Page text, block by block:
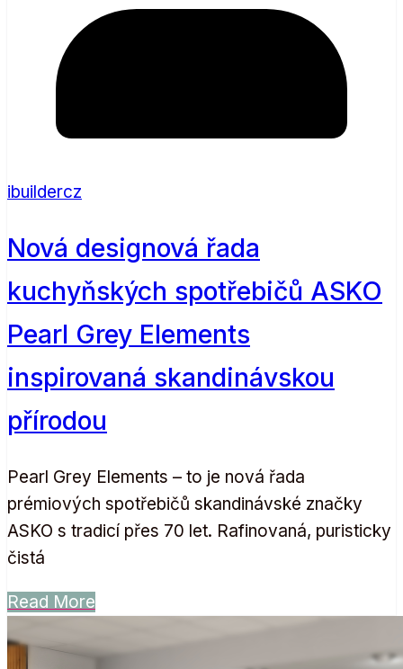
ibuildercz
Nová designová řada
kuchyňských spotřebičů ASKO
Pearl Grey Elements
inspirovaná skandinávskou
přírodou
Pearl Grey Elements – to je nová řada
prémiových spotřebičů skandinávské značky
ASKO s tradicí přes 70 let. Rafinovaná, puristicky
čistá
Read More